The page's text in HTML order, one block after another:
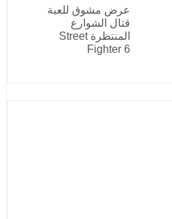
عرض مشوق للعبة
قتال الشوارع
المنتظرة Street
Fighter 6